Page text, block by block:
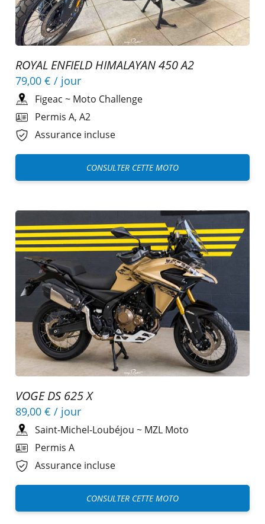
ROYAL ENFIELD HIMALAYAN 450 A2
79,00 € / jour
Figeac ~ Moto Challenge
Permis A, A2
Assurance incluse
CONSULTER CETTE MOTO
VOGE DS 625 X
89,00 € / jour
Saint-Michel-Loubéjou ~ MZL Moto
Permis A
Assurance incluse
CONSULTER CETTE MOTO